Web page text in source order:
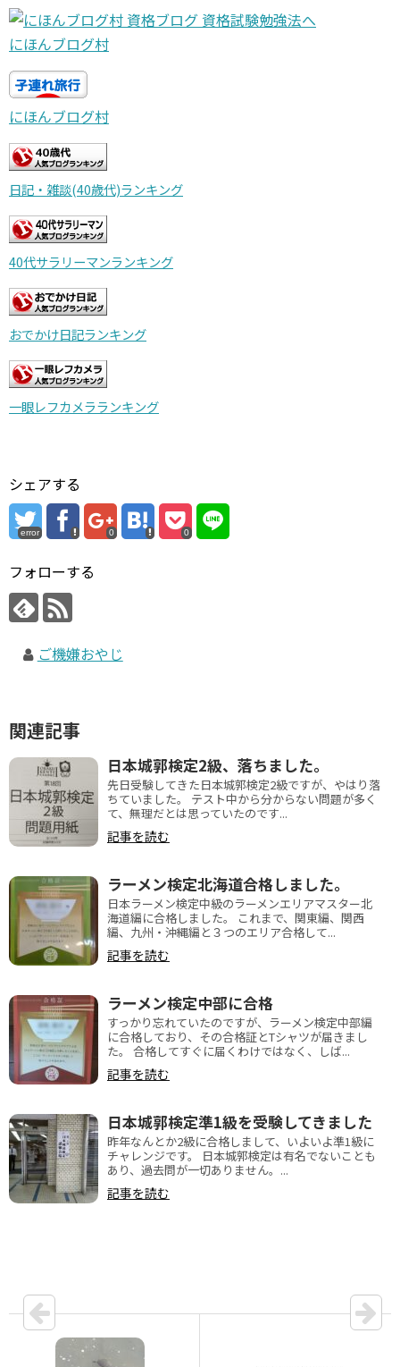
にほんブログ村
にほんブログ村
日記・雑談(40歳代)ランキング
40代サラリーマンランキング
おでかけ日記ランキング
一眼レフカメラランキング
シェアする
error 0 0
フォローする
ご機嫌おやじ
関連記事
日本城郭検定2級、落ちました。
先日受験してきた日本城郭検定2級ですが、やはり落
ちていました。 テスト中から分からない問題が多く
て、無理だとは思っていたのです...
記事を読む
ラーメン検定北海道合格しました。
日本ラーメン検定中級のラーメンエリアマスター北
海道編に合格しました。 これまで、関東編、関西
編、九州・沖縄編と３つのエリア合格して...
記事を読む
ラーメン検定中部に合格
すっかり忘れていたのですが、ラーメン検定中部編
に合格しており、その合格証とTシャツが届きまし
た。 合格してすぐに届くわけではなく、しば...
記事を読む
日本城郭検定準1級を受験してきました
昨年なんとか2級に合格しまして、いよいよ準1級に
チャレンジです。 日本城郭検定は有名でないことも
あり、過去問が一切ありません。...
記事を読む